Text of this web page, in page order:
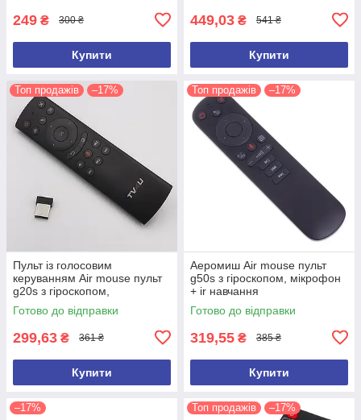
249 ₴ 300 ₴
Купити
449,03 ₴ 541 ₴
Купити
Топ продажів –17%
Пульт із голосовим
керуванням Air mouse пульт
g20s з гіроскопом,
аероможиш
Готово до відправки
299,63 ₴ 361 ₴
Купити
Топ продажів –17%
Аеромиш Air mouse пульт
g50s з гіроскопом, мікрофон
+ ir навчання
Готово до відправки
319,55 ₴ 385 ₴
Купити
–17% Топ продажів –17%